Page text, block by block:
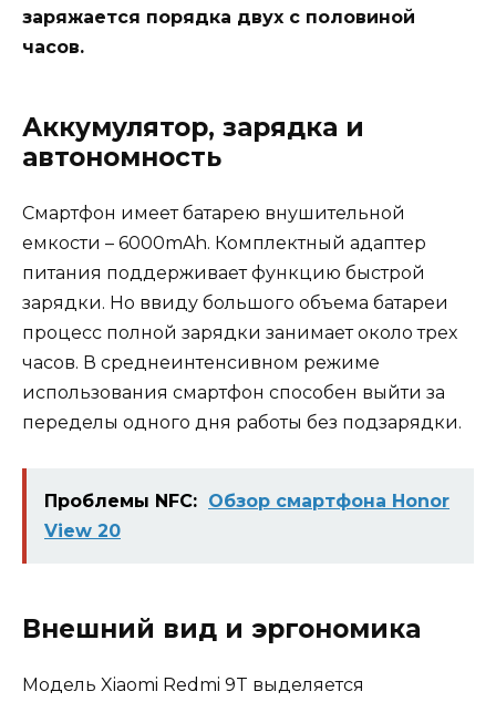
заряжается порядка двух с половиной
часов.
Аккумулятор, зарядка и
автономность
Смартфон имеет батарею внушительной
емкости – 6000mAh. Комплектный адаптер
питания поддерживает функцию быстрой
зарядки. Но ввиду большого объема батареи
процесс полной зарядки занимает около трех
часов. В среднеинтенсивном режиме
использования смартфон способен выйти за
переделы одного дня работы без подзарядки.
Проблемы NFC: Обзор смартфона Honor
View 20
Внешний вид и эргономика
Модель Xiaomi Redmi 9T выделяется